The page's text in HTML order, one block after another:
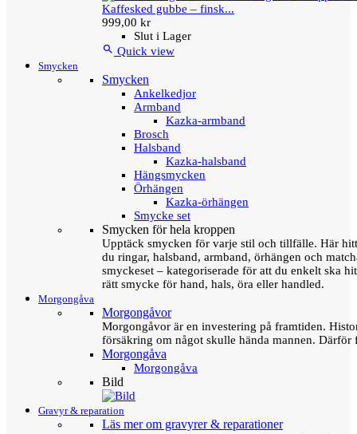
Kaffesked gubbe – finsk...
999,00 kr
Slut i Lager
 Quick view
Smycken
Smycken
Ankelkedjor
Armband
Kazka-armband
Brosch
Halsband
Kazka-halsband
Hängsmycken
Örhängen
Kazka-örhängen
Smycke set
Smycken för hela kroppen
Upptäck smycken för varje stil och tillfälle. Här
du ringar, halsband, armband, örhängen och
smyckeset – kategoriserade för att du enkelt ska
rätt smycke för hand, hals, öra eller handled.
Morgongåva
Morgongåvor
Morgongåvor är en investering på framtiden.
försäkring om något skulle hända mannen.
Morgongåva
Morgongåva
Bild
Gravyr & reparation
Läs mer om gravyrer & reparationer